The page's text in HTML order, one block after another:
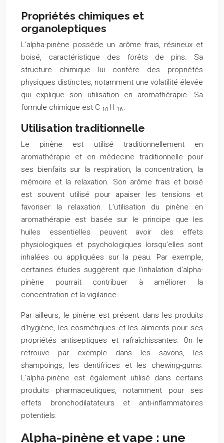
Propriétés chimiques et
organoleptiques
L’alpha-pinène possède un arôme frais, résineux et
boisé, caractéristique des forêts de pins. Sa
structure chimique lui confère des propriétés
physiques distinctes, notamment une volatilité élevée
qui explique son utilisation en aromathérapie. Sa
formule chimique est C 10 H 16 .
Utilisation traditionnelle
Le pinène est utilisé traditionnellement en
aromathérapie et en médecine traditionnelle pour
ses bienfaits sur la respiration, la concentration, la
mémoire et la relaxation. Son arôme frais et boisé
est souvent utilisé pour apaiser les tensions et
favoriser la relaxation. L’utilisation du pinène en
aromathérapie est basée sur le principe que les
huiles essentielles peuvent avoir des effets
physiologiques et psychologiques lorsqu’elles sont
inhalées ou appliquées sur la peau. Par exemple,
certaines études suggèrent que l’inhalation d’alpha-
pinène pourrait contribuer à améliorer la
concentration et la vigilance.
Par ailleurs, le pinène est présent dans les produits
d’hygiène, les cosmétiques et les aliments pour ses
propriétés antiseptiques et rafraîchissantes. On le
retrouve par exemple dans les savons, les
shampoings, les dentifrices et les chewing-gums.
L’alpha-pinène est également utilisé dans certains
produits pharmaceutiques, notamment pour ses
effets bronchodilatateurs et anti-inflammatoires
potentiels.
Alpha-pinène et vape : une